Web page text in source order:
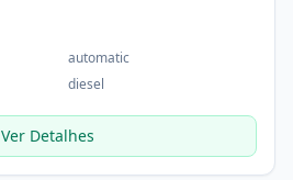
automatic
diesel
Ver Detalhes